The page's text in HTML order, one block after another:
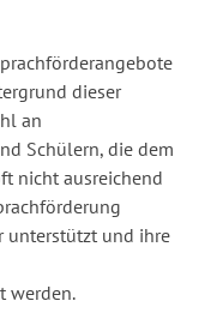
dieser
an
Schülern, die dem
nicht ausreichend
unterstützt und ihre
werden.